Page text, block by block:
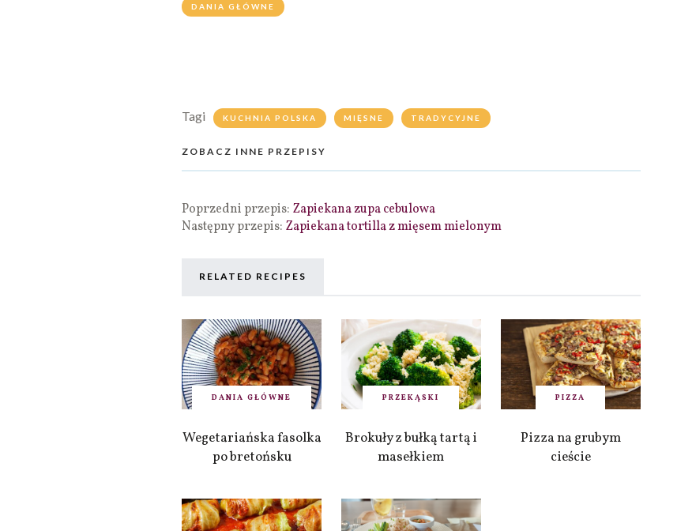
DANIA GŁÓWNE
Tagi KUCHNIA POLSKA MIĘSNE TRADYCYJNE
ZOBACZ INNE PRZEPISY
Poprzedni przepis: Zapiekana zupa cebulowa
Następny przepis: Zapiekana tortilla z mięsem mielonym
RELATED RECIPES
DANIA GŁÓWNE
Wegetariańska fasolka
po bretońsku
PRZEKĄSKI
Brokuły z bułką tartą i
masełkiem
PIZZA
Pizza na grubym
cieście